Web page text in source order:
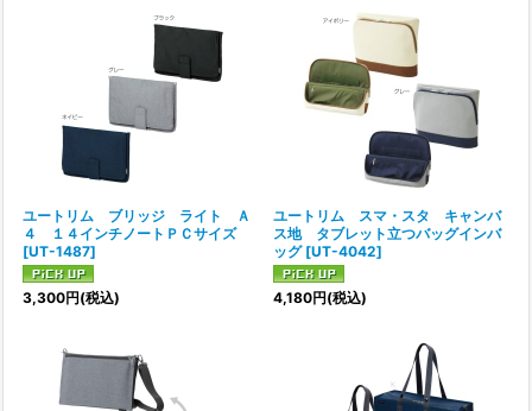
ユートリム ブリッジ ライト Ａ
４ １４インチノートＰＣサイズ
[UT-1487]
3,300円(税込)
ユートリム スマ・スタ キャンバ
ス地 タブレット立つバッグインバ
ッグ [UT-4042]
4,180円(税込)